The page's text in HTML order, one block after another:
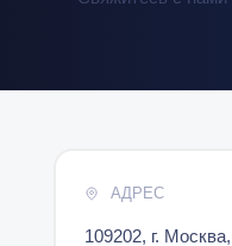
АДРЕС
109202, г.